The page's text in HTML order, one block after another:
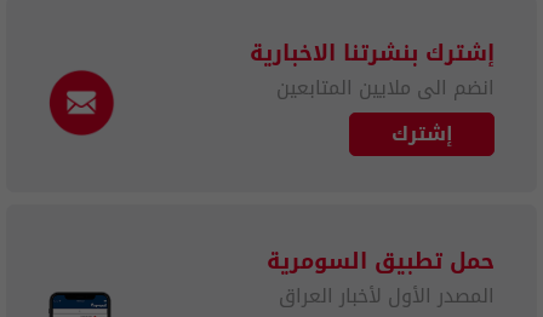
إشترك بنشرتنا الاخبارية
انضم الى ملايين المتابعين
إشترك
حمل تطبيق السومرية
المصدر الأول لأخبار العراق